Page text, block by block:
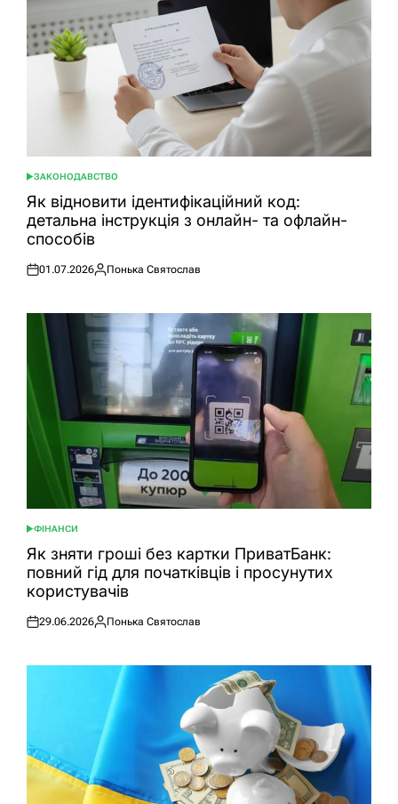
ОПУБЛІКУВАТИ
У
ЗАКОНОДАВСТВО
Як відновити ідентифікаційний код:
детальна інструкція з онлайн- та офлайн-
способів
Оприлюднено
01.07.2026
Опубліковано
Понька Святослав
ОПУБЛІКУВАТИ
У
ФІНАНСИ
Як зняти гроші без картки ПриватБанк:
повний гід для початківців і просунутих
користувачів
Оприлюднено
29.06.2026
Опубліковано
Понька Святослав